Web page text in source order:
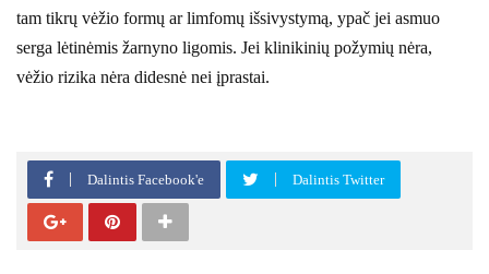
tam tikrų vėžio formų ar limfomų išsivystymą, ypač jei asmuo
serga lėtinėmis žarnyno ligomis. Jei klinikinių požymių nėra,
vėžio rizika nėra didesnė nei įprastai.
Dalintis Facebook'e Dalintis Twitter